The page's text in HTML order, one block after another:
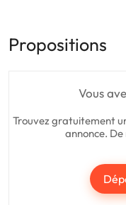
Propositions
Vous
Trouvez gratuitement
annonce.